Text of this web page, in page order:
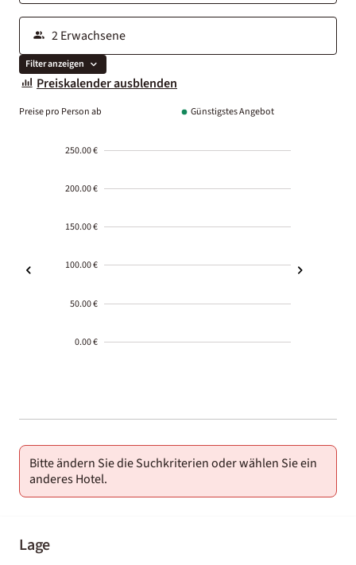
Filter anzeigen
Preiskalender ausblenden
Preise pro Person ab Günstigstes Angebot
250.00 €
200.00 €
150.00 €
100.00 €
50.00 €
0.00 €
01-02
Bitte ändern Sie die Suchkriterien oder wählen Sie ein
anderes Hotel.
Lage